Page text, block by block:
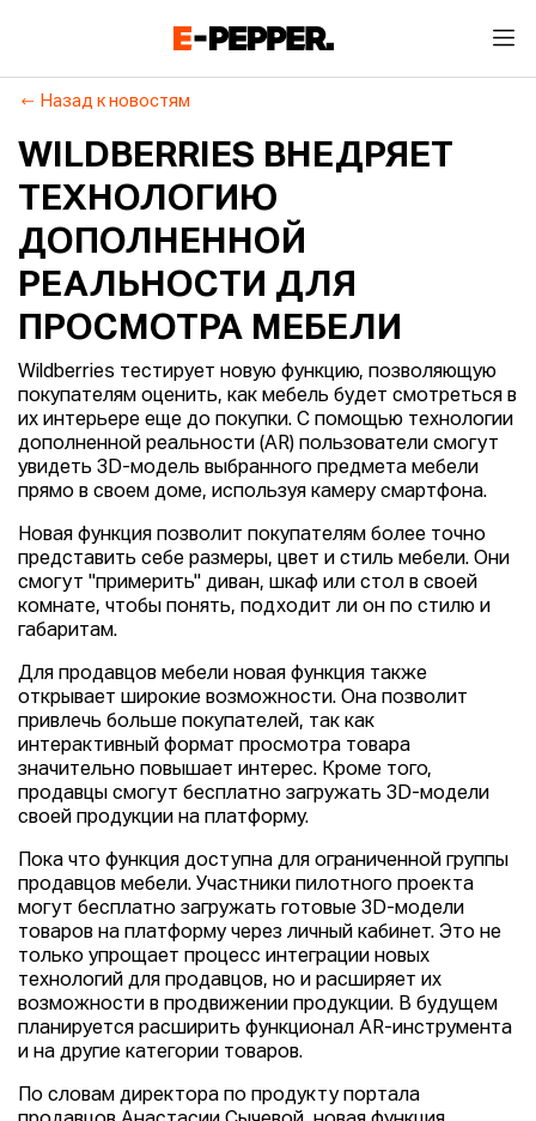
Назад к новостям
WILDBERRIES ВНЕДРЯЕТ
ТЕХНОЛОГИЮ
ДОПОЛНЕННОЙ
РЕАЛЬНОСТИ ДЛЯ
ПРОСМОТРА МЕБЕЛИ
Wildberries тестирует новую функцию, позволяющую
покупателям оценить, как мебель будет смотреться в
их интерьере еще до покупки. С помощью технологии
дополненной реальности (AR) пользователи смогут
увидеть 3D-модель выбранного предмета мебели
прямо в своем доме, используя камеру смартфона.
Новая функция позволит покупателям более точно
представить себе размеры, цвет и стиль мебели. Они
смогут "примерить" диван, шкаф или стол в своей
комнате, чтобы понять, подходит ли он по стилю и
габаритам.
Для продавцов мебели новая функция также
открывает широкие возможности. Она позволит
привлечь больше покупателей, так как
интерактивный формат просмотра товара
значительно повышает интерес. Кроме того,
продавцы смогут бесплатно загружать 3D-модели
своей продукции на платформу.
Пока что функция доступна для ограниченной группы
продавцов мебели. Участники пилотного проекта
могут бесплатно загружать готовые 3D-модели
товаров на платформу через личный кабинет. Это не
только упрощает процесс интеграции новых
технологий для продавцов, но и расширяет их
возможности в продвижении продукции. В будущем
планируется расширить функционал AR-инструмента
и на другие категории товаров.
По словам директора по продукту портала